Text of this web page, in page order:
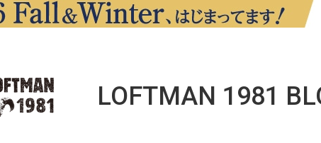
LOFTMAN 1981